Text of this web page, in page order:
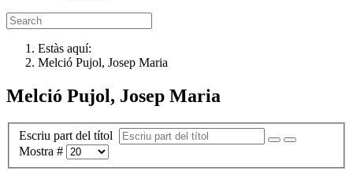
Estàs aquí:
Melció Pujol, Josep Maria
Melció Pujol, Josep Maria
Escriu part del títol
Mostra #